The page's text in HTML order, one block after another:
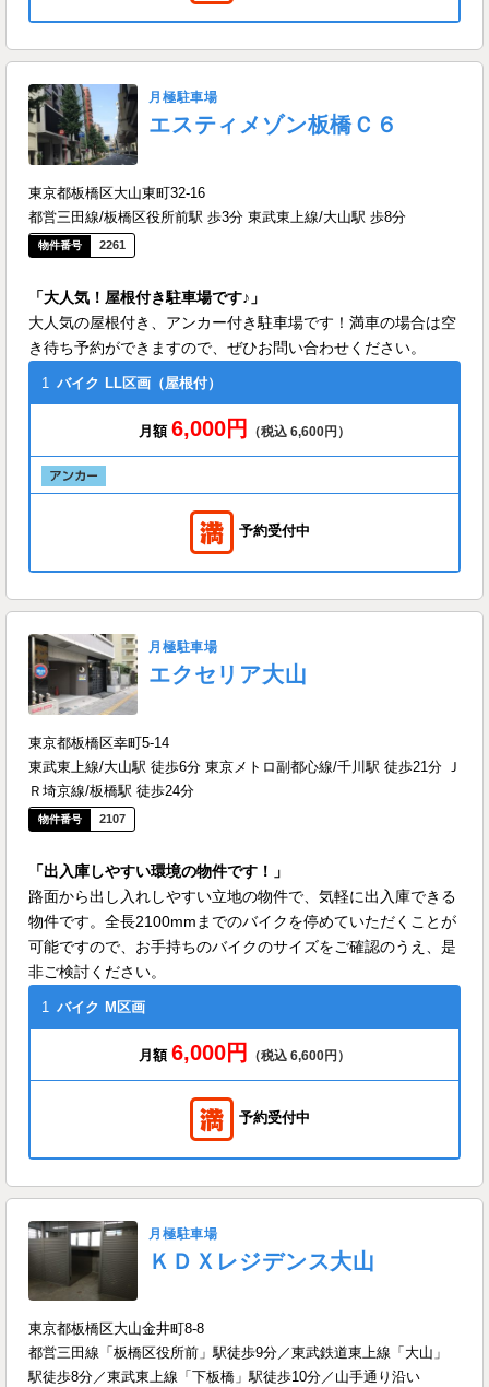
月極駐車場
エスティメゾン板橋Ｃ６
東京都板橋区大山東町32-16
都営三田線/板橋区役所前駅 歩3分 東武東上線/大山駅 歩8分
2261
「大人気！屋根付き駐車場です♪」
大人気の屋根付き、アンカー付き駐車場です！満車の場合は空
き待ち予約ができますので、ぜひお問い合わせください。
1 バイク LL区画（屋根付）
月額 6,000円 （税込 6,600円）
予約受付中
月極駐車場
エクセリア大山
東京都板橋区幸町5-14
東武東上線/大山駅 徒歩6分 東京メトロ副都心線/千川駅 徒歩21分 Ｊ
Ｒ埼京線/板橋駅 徒歩24分
2107
「出入庫しやすい環境の物件です！」
路面から出し入れしやすい立地の物件で、気軽に出入庫できる
物件です。全長2100mmまでのバイクを停めていただくことが
可能ですので、お手持ちのバイクのサイズをご確認のうえ、是
非ご検討ください。
1 バイク M区画
月額 6,000円 （税込 6,600円）
予約受付中
月極駐車場
ＫＤＸレジデンス大山
東京都板橋区大山金井町8-8
都営三田線「板橋区役所前」駅徒歩9分／東武鉄道東上線「大山」
駅徒歩8分／東武東上線「下板橋」駅徒歩10分／山手通り沿い